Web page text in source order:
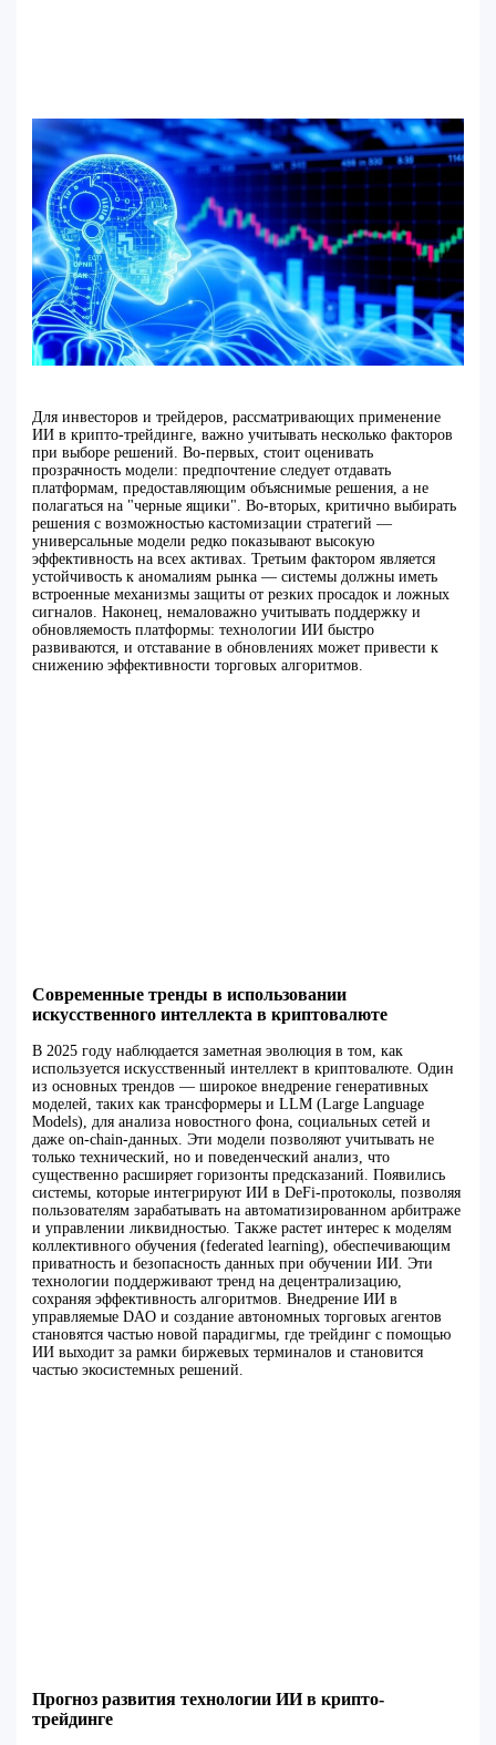
Для инвесторов и трейдеров, рассматривающих применение
ИИ в крипто-трейдинге, важно учитывать несколько факторов
при выборе решений. Во-первых, стоит оценивать
прозрачность модели: предпочтение следует отдавать
платформам, предоставляющим объяснимые решения, а не
полагаться на "черные ящики". Во-вторых, критично выбирать
решения с возможностью кастомизации стратегий —
универсальные модели редко показывают высокую
эффективность на всех активах. Третьим фактором является
устойчивость к аномалиям рынка — системы должны иметь
встроенные механизмы защиты от резких просадок и ложных
сигналов. Наконец, немаловажно учитывать поддержку и
обновляемость платформы: технологии ИИ быстро
развиваются, и отставание в обновлениях может привести к
снижению эффективности торговых алгоритмов.
Современные тренды в использовании
искусственного интеллекта в криптовалюте
В 2025 году наблюдается заметная эволюция в том, как
используется искусственный интеллект в криптовалюте. Один
из основных трендов — широкое внедрение генеративных
моделей, таких как трансформеры и LLM (Large Language
Models), для анализа новостного фона, социальных сетей и
даже on-chain-данных. Эти модели позволяют учитывать не
только технический, но и поведенческий анализ, что
существенно расширяет горизонты предсказаний. Появились
системы, которые интегрируют ИИ в DeFi-протоколы, позволяя
пользователям зарабатывать на автоматизированном арбитраже
и управлении ликвидностью. Также растет интерес к моделям
коллективного обучения (federated learning), обеспечивающим
приватность и безопасность данных при обучении ИИ. Эти
технологии поддерживают тренд на децентрализацию,
сохраняя эффективность алгоритмов. Внедрение ИИ в
управляемые DAO и создание автономных торговых агентов
становятся частью новой парадигмы, где трейдинг с помощью
ИИ выходит за рамки биржевых терминалов и становится
частью экосистемных решений.
Прогноз развития технологии ИИ в крипто-
трейдинге